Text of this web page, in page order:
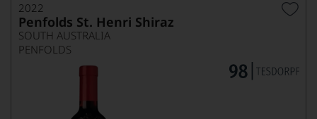
2022
Penfolds St. Henri Shiraz
SOUTH AUSTRALIA
PENFOLDS